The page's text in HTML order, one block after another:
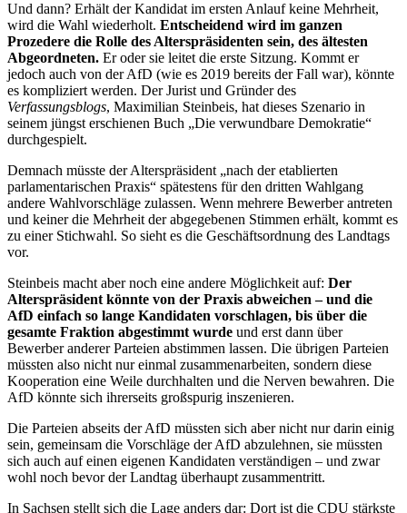
Und dann? Erhält der Kandidat im ersten Anlauf keine Mehrheit,
wird die Wahl wiederholt. Entscheidend wird im ganzen
Prozedere die Rolle des Alterspräsidenten sein, des ältesten
Abgeordneten. Er oder sie leitet die erste Sitzung. Kommt er
jedoch auch von der AfD (wie es 2019 bereits der Fall war), könnte
es kompliziert werden. Der Jurist und Gründer des
Verfassungsblogs, Maximilian Steinbeis, hat dieses Szenario in
seinem jüngst erschienen Buch „Die verwundbare Demokratie“
durchgespielt.
Demnach müsste der Alterspräsident „nach der etablierten
parlamentarischen Praxis“ spätestens für den dritten Wahlgang
andere Wahlvorschläge zulassen. Wenn mehrere Bewerber antreten
und keiner die Mehrheit der abgegebenen Stimmen erhält, kommt es
zu einer Stichwahl. So sieht es die Geschäftsordnung des Landtags
vor.
Steinbeis macht aber noch eine andere Möglichkeit auf: Der
Alterspräsident könnte von der Praxis abweichen – und die
AfD einfach so lange Kandidaten vorschlagen, bis über die
gesamte Fraktion abgestimmt wurde und erst dann über
Bewerber anderer Parteien abstimmen lassen. Die übrigen Parteien
müssten also nicht nur einmal zusammenarbeiten, sondern diese
Kooperation eine Weile durchhalten und die Nerven bewahren. Die
AfD könnte sich ihrerseits großspurig inszenieren.
Die Parteien abseits der AfD müssten sich aber nicht nur darin einig
sein, gemeinsam die Vorschläge der AfD abzulehnen, sie müssten
sich auch auf einen eigenen Kandidaten verständigen – und zwar
wohl noch bevor der Landtag überhaupt zusammentritt.
In Sachsen stellt sich die Lage anders dar: Dort ist die CDU stärkste